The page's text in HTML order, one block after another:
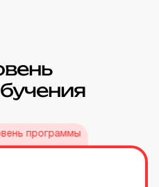
программы